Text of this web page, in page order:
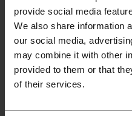
provide social media
We also share information
our social media,
may combine it with other
provided to them or that
of their services.
Ver
Expira: Em andamento
PROMOÇÃO
Artex -
60% OFF